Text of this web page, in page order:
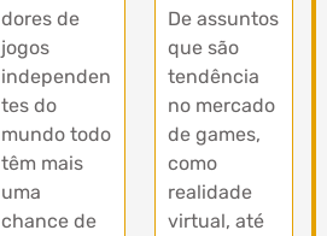
dores de
jogos
independen
tes do
mundo todo
têm mais
uma
chance de
De assuntos
que são
tendência
no mercado
de games,
como
realidade
virtual, até